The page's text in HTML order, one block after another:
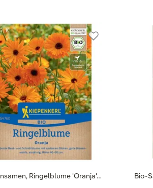
Ringelblume 'Oranja'… Bio-